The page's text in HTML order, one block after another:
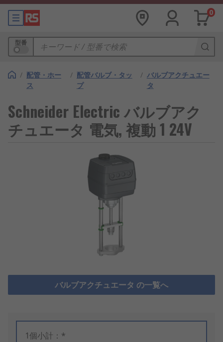
0
型番
/ 配管・ホー
ス
/ 配管バルブ・タッ
プ
/ バルブアクチュエー
タ
Schneider Electric バルブアク
チュエータ 電気, 複動 1 24V
バルブアクチュエータ の一覧へ
1個小計：*